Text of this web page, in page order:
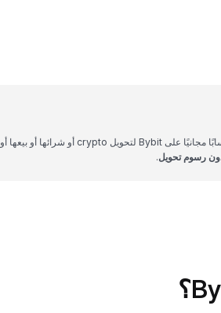
أنشِئ حسابًا مجانيًا على Bybit لتحويل crypto أو شرائها أو بيعها أو
رسوم تحويل.